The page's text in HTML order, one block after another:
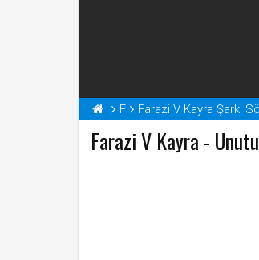
F Farazi V Kayra Şarkı
Farazi V Kayra -